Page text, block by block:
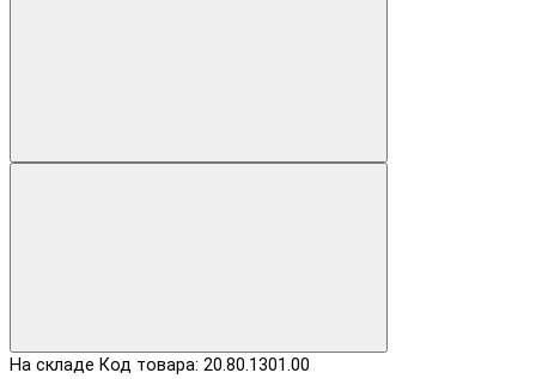
На складе Код товара: 20.80.1301.00